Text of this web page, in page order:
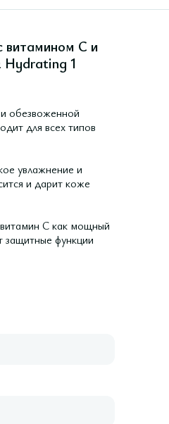
витамином С и
Hydrating 1
обезвоженной
для всех типов
увлажнение и
и дарит коже
витамин С как мощный
защитные функции